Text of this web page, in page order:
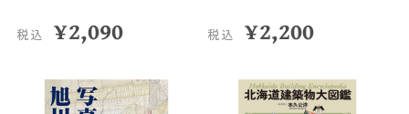
税込 ¥2,090 税込 ¥2,200